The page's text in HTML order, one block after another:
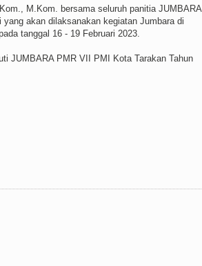
M.Kom. bersama seluruh panitia JUMBARA
akan dilaksanakan kegiatan Jumbara di
tanggal 16 - 19 Februari 2023.
JUMBARA PMR VII PMI Kota Tarakan Tahun